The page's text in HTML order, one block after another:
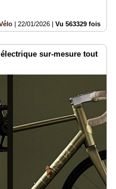
| 22/01/2026 | Vu 563329 fois
sur-mesure tout